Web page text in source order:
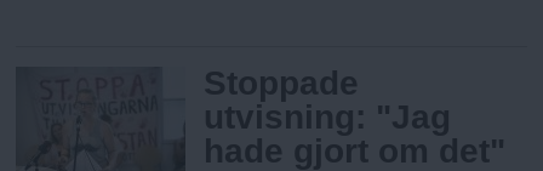
Stoppade
utvisning: "Jag
hade gjort om det"